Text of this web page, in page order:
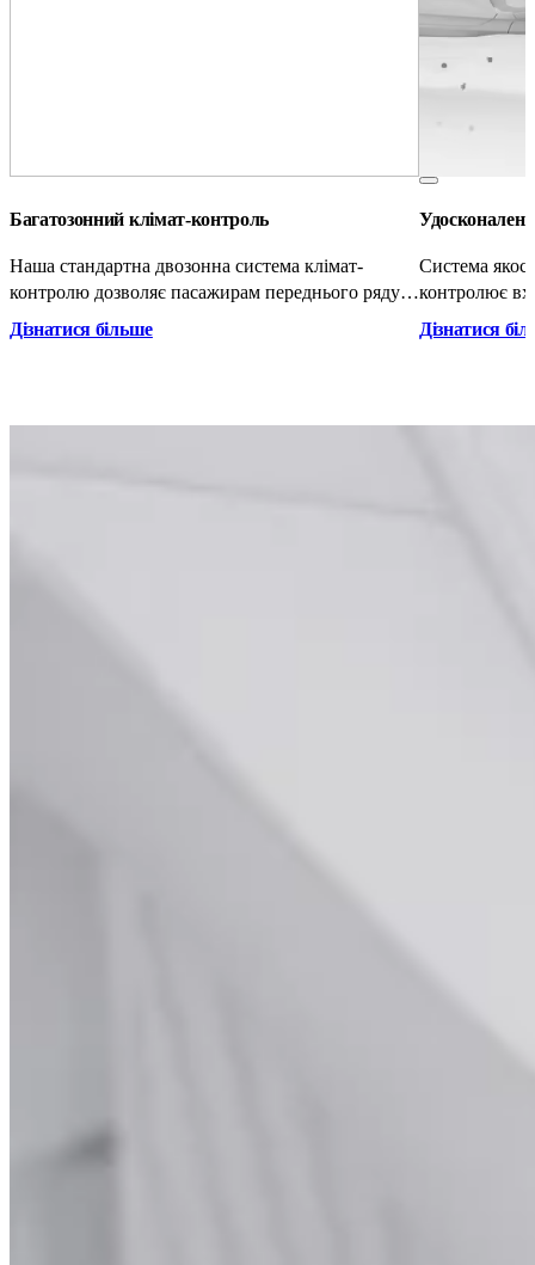
Багатозонний клімат-контроль
Наша стандартна двозонна система клімат-
контролю дозволяє пасажирам переднього ряду
встановлювати індивідуальну температуру на
центральному дисплеї. Вентиляційні канали в
комфорт задніх пасажирів.
Дізнатися більше
Система
контролює
перекриває
виявляються
Дізнатися